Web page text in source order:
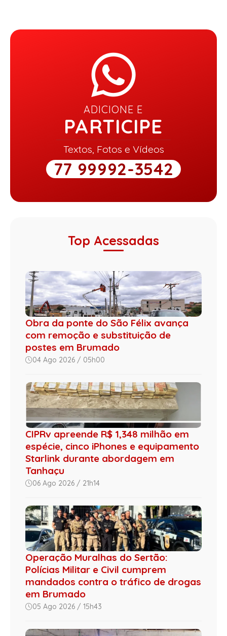
ADICIONE E
PARTICIPE
Textos, Fotos e Vídeos
77 99992-3542
Top Acessadas
Obra da ponte do São Félix avança
com remoção e substituição de
postes em Brumado
04 Ago 2026 / 05h00
CIPRv apreende R$ 1,348 milhão em
espécie, cinco iPhones e equipamento
Starlink durante abordagem em
Tanhaçu
06 Ago 2026 / 21h14
Operação Muralhas do Sertão:
Polícias Militar e Civil cumprem
mandados contra o tráfico de drogas
em Brumado
05 Ago 2026 / 15h43